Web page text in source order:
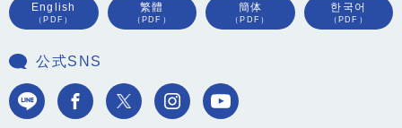
English
（PDF）
繁體
（PDF）
簡体
（PDF）
한국어
（PDF）
公式SNS